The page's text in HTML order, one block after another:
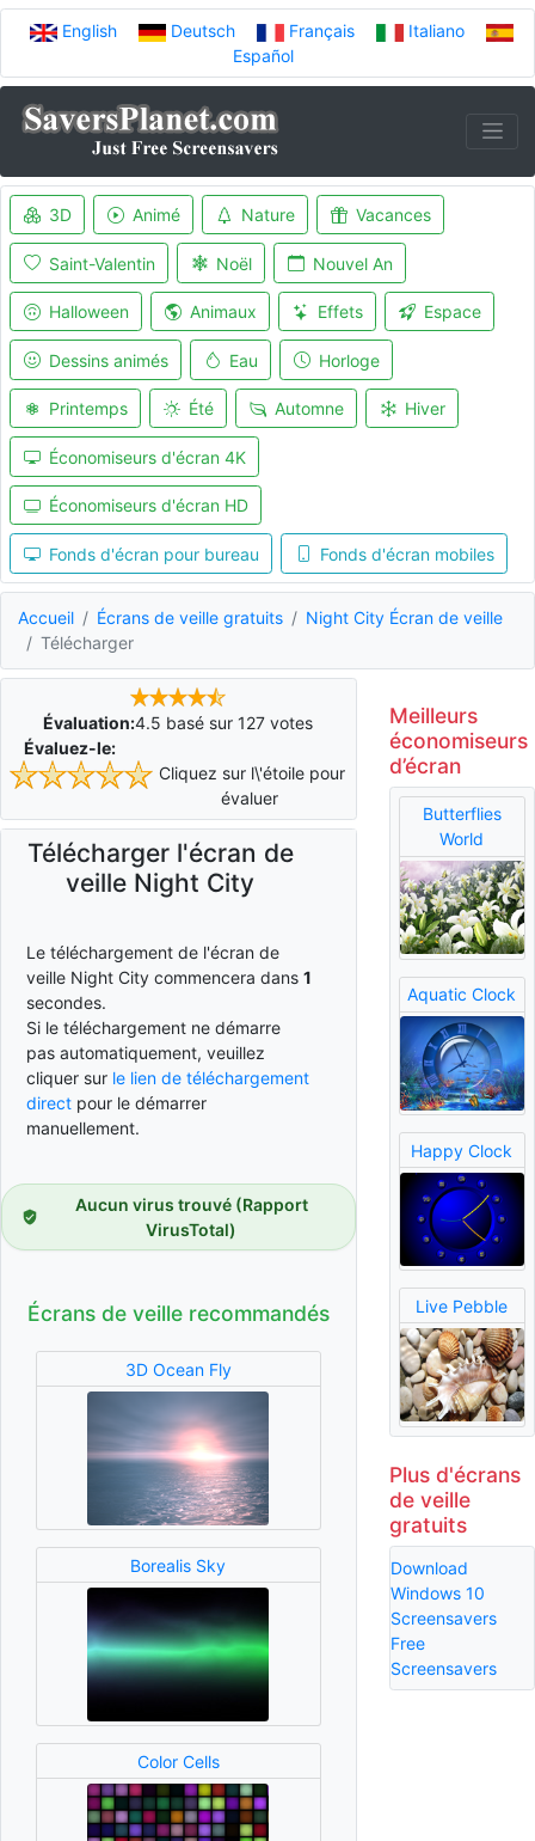
English Deutsch Français
Italiano
Español
3D Animé Nature Vacances
Saint-Valentin Noël Nouvel An
Halloween Animaux Effets Espace
Dessins animés Eau Horloge
Printemps Été Automne Hiver
Économiseurs d'écran 4K
Économiseurs d'écran HD
Fonds d'écran pour bureau Fonds d'écran mobiles
Accueil Écrans de veille gratuits
Night City Écran de veille
Télécharger
Évaluation:4.5 basé sur127 votes
Évaluez-le:
Cliquez sur l\'étoile pour
évaluer
Télécharger l'écran de
veille Night City
Le téléchargement de l'écran de
veille Night City commencera dans
0secondes.
Si le téléchargement ne démarre
pas automatiquement, veuillez
cliquer sur le lien de téléchargement
direct pour le démarrer
manuellement.
Aucun virus trouvé (Rapport
VirusTotal)
Écrans de veille recommandés
3D Ocean Fly
Borealis Sky
Color Cells
Meilleurs
économiseurs
d’écran
Butterflies
World
Aquatic Clock
Happy Clock
Live Pebble
Plus d'écrans
de veille
gratuits
Download
Windows 10
Screensavers
Free
Screensavers